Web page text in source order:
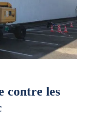
contre les